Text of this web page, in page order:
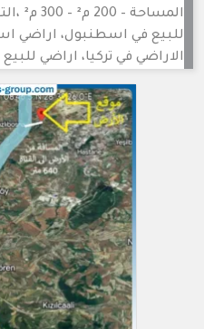
للبيع في اسطنبول، اراضي
الاراضي في تركيا، اراضي